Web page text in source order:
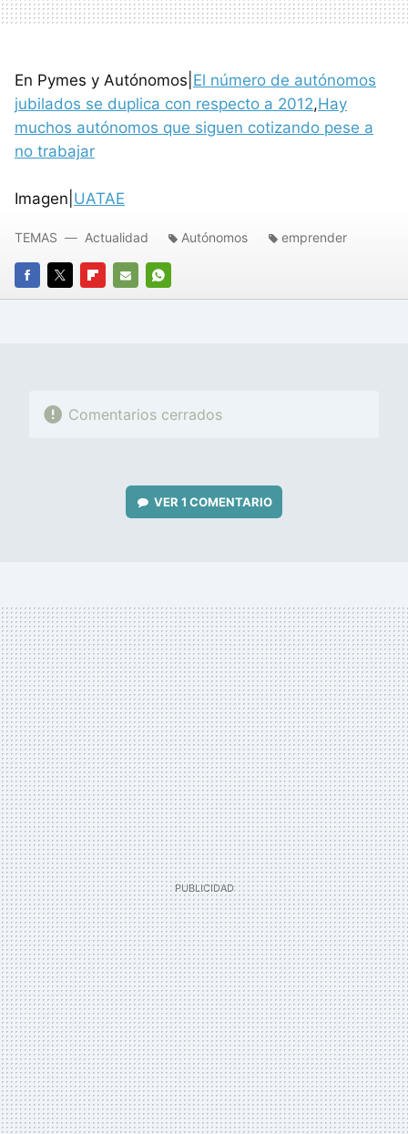
En Pymes y Autónomos| El número de autónomos
jubilados se duplica con respecto a 2012,Hay
muchos autónomos que siguen cotizando pese a
no trabajar
Imagen| UATAE
FACEBOOK
TWITTERFLIPBOARD
E-
WHATSAPP
TEMAS Actualidad Autónomos emprender
Comentarios cerrados
VER 1 COMENTARIO